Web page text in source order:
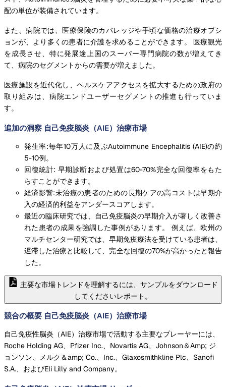
配の単位が装備されています。
また、病院では、医療保険のカバレッジや手頃な価格の治療オプシ
ョンが、より多くの患者に介護を求めることができます。 医療観光
を成長させ、特に発展途上国のスーパー専門病院の数が増えてき
て、病院のセグメントからの需要が増えました。
医療施設を近代化し、ヘルスケアアクセスを拡大するための政府の
取り組みは、病院エンドユーザーセグメントの推進も行っていま
す。
追加の洞察 自己免疫脳炎（AIE）治療市場
発生率:毎年10万人に及ぶAutoimmune Encephalitis (AIE)の約
5-10例。
回復統計: 早期診断および処置は60-70%完全な回復率をもた
らすことができます。
経済影響:未治療の患者のための長期ケアの高コストは早期介
入の経済的利益をアンダースコアします。
最近の臨床研究では、自己免疫脳炎の早期介入が著しく改善さ
れた患者の成果を強調した事例があります。 例えば、欧州の
マルチセンター研究では、早期免疫療法を受けている患者は、
遅滞した治療と比較して、完全な回復の70%が高かったと報告
した。
主要な市場トレンドを理解するには、サンプルをダウンロード
してくださいレポート。
競合の概要 自己免疫脳炎（AIE）治療市場
自己免疫性脳炎（AIE）治療市場で活動する主要なプレーヤーには、
Roche Holding AG、Pfizer Inc.、Novartis AG、Johnson＆Amp; ジ
ョンソン、メルク＆amp; Co.、Inc.、Glaxosmithkline Plc、Sanofi
S.A.、およびEli Lilly and Company。